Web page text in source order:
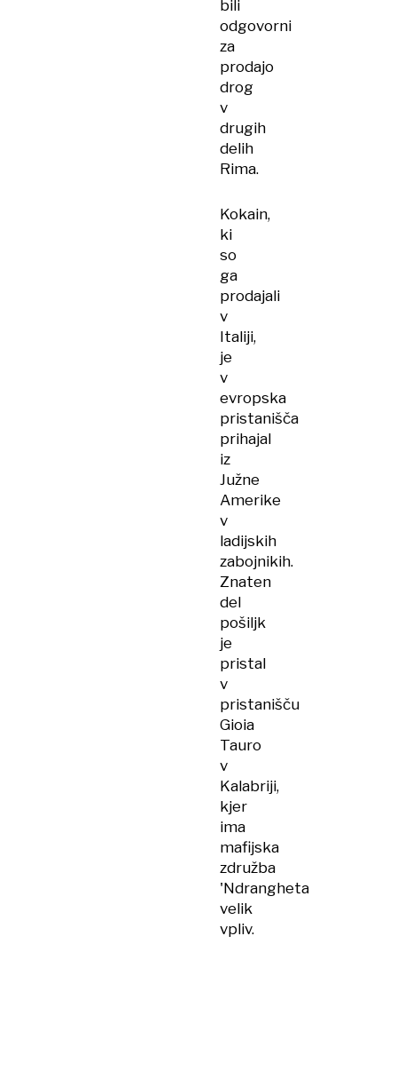
bili
odgovorni
za
prodajo
drog
v
drugih
delih
Rima.
Kokain,
ki
so
ga
prodajali
v
Italiji,
je
v
evropska
pristanišča
prihajal
iz
Južne
Amerike
v
ladijskih
zabojnikih.
Znaten
del
pošiljk
je
pristal
v
pristanišču
Gioia
Tauro
v
Kalabriji,
kjer
ima
mafijska
združba
'Ndrangheta
velik
vpliv.